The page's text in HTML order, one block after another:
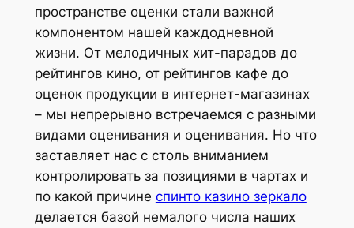
пространстве оценки стали важной
компонентом нашей каждодневной
жизни. От мелодичных хит-парадов до
рейтингов кино, от рейтингов кафе до
оценок продукции в интернет-магазинах
– мы непрерывно встречаемся с разными
видами оценивания и оценивания. Но что
заставляет нас с столь вниманием
контролировать за позициями в чартах и
по какой причине спинто казино зеркало
делается базой немалого числа наших